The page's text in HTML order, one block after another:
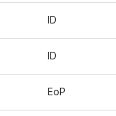
ID
ID
EoP